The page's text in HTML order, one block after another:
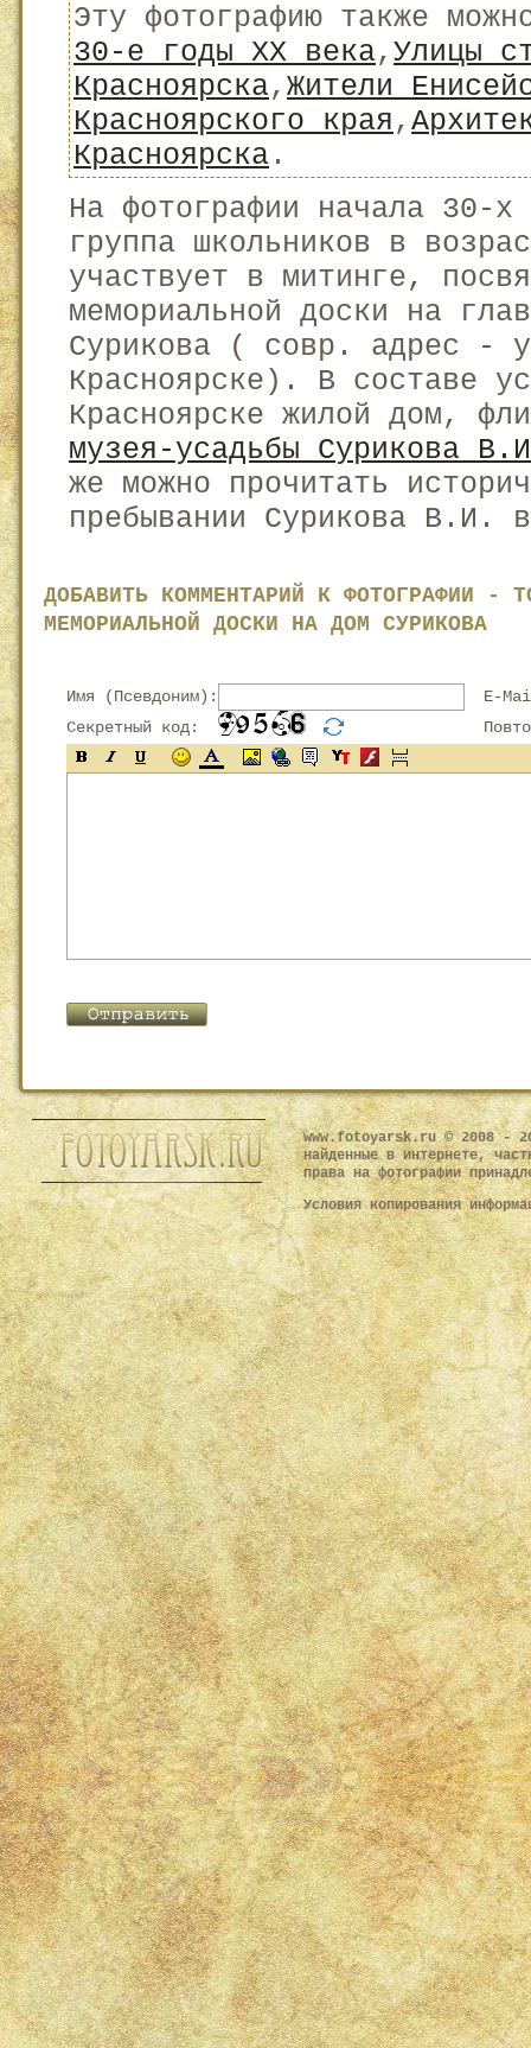
Эту фотографию также
30-е годы XX века, Улицы
Красноярска, Жители
Красноярского края,
Красноярска .
На фотографии начала 30-х
группа школьников в
участвует в митинге,
мемориальной доски на
Сурикова ( совр. адрес -
Красноярске). В составе
Красноярске жилой дом,
музея-усадьбы Сурикова
же можно прочитать
пребывании Сурикова В.И.
ДОБАВИТЬ КОММЕНТАРИЙ К ФОТОГРАФИИ -
МЕМОРИАЛЬНОЙ ДОСКИ НА ДОМ СУРИКОВА
Имя (Псевдоним):
E-
Секретный код:
www.fotoyarsk.ru © 2008 -
найденные в интернете,
права на фотографии
Условия копирования